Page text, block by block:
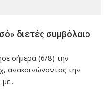
διετές συμβόλαιο
σήμερα (6/8) την
ανακοινώνοντας την